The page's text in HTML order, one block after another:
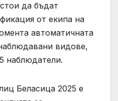
да бъдат
от екипа на
автоматичната
видове,
наблюдатели.
Беласица 2025 е